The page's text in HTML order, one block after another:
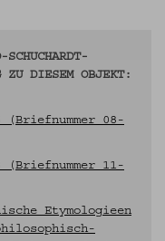
ZU DIESEM OBJEKT:
08-
11-
Etymologieen